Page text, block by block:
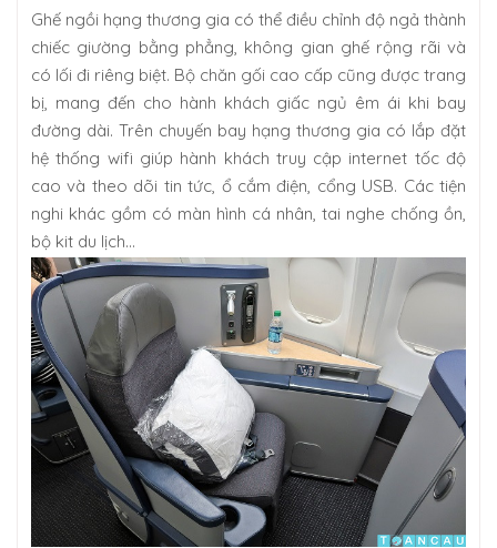
Ghế ngồi hạng thương gia có thể điều chỉnh độ ngả thành
chiếc giường bằng phẳng, không gian ghế rộng rãi và
có lối đi riêng biệt. Bộ chăn gối cao cấp cũng được trang
bị, mang đến cho hành khách giấc ngủ êm ái khi bay
đường dài. Trên chuyến bay hạng thương gia có lắp đặt
hệ thống wifi giúp hành khách truy cập internet tốc độ
cao và theo dõi tin tức, ổ cắm điện, cổng USB. Các tiện
nghi khác gồm có màn hình cá nhân, tai nghe chống ồn,
bộ kit du lịch…